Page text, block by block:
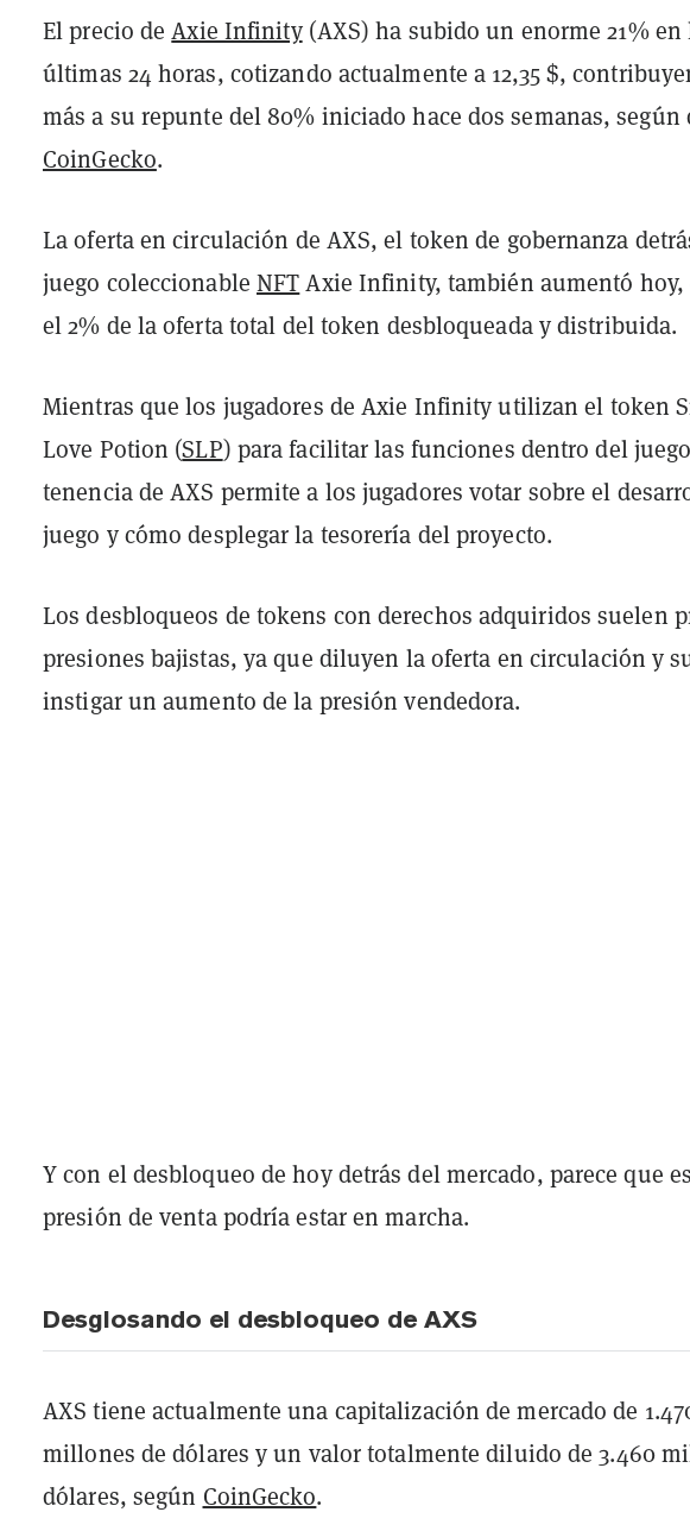
El precio deAxie Infinity(AXS) ha subido un enorme 21% en
últimas 24 horas, cotizando actualmente a 12,35 $,
más a su repunte del 80% iniciado hace dos semanas, según
CoinGecko.
La oferta en circulación de AXS, el token de gobernanza
juego coleccionableNFTAxie Infinity, también aumentó hoy,
el 2% de la oferta total del token desbloqueada y distribuida.
Mientras que los jugadores de Axie Infinity utilizan el token
Love Potion (SLP) para facilitar las funciones dentro del
tenencia de AXS permite a los jugadores votar sobre el
juego y cómo desplegar la tesorería del proyecto.
Los desbloqueos de tokens con derechos adquiridos suelen
presiones bajistas, ya que diluyen la oferta en circulación y
instigar un aumento de la presión vendedora.
Y con el desbloqueo de hoy detrás del mercado, parece que
presión de venta podría estar en marcha.
Desglosando el desbloqueo de AXS
AXS tiene actualmente una capitalización de mercado de
millones de dólares y un valor totalmente diluido de 3.460
dólares, según CoinGecko.